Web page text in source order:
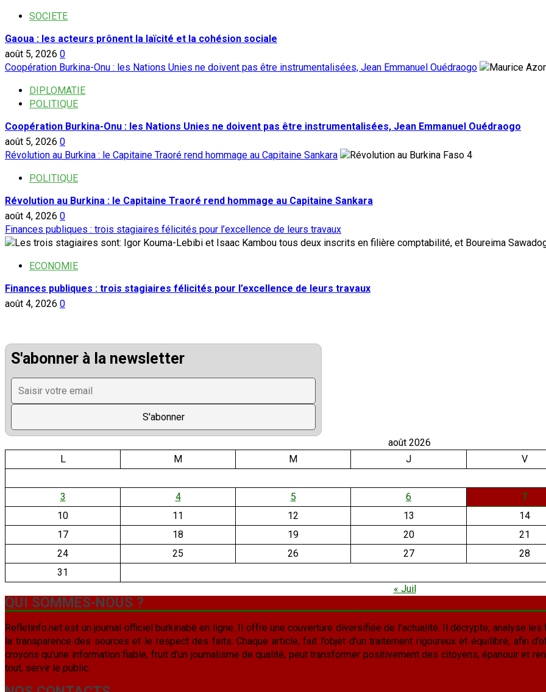
SOCIETE
Gaoua : les acteurs prônent la laïcité et la cohésion sociale
août 5, 2026 0
Coopération Burkina-Onu : les Nations Unies ne doivent pas être instrumentalisées, Jean Emmanuel Ouédraogo
DIPLOMATIE
POLITIQUE
Coopération Burkina-Onu : les Nations Unies ne doivent pas être instrumentalisées, Jean Emmanuel Ouédraogo
août 5, 2026 0
Révolution au Burkina : le Capitaine Traoré rend hommage au Capitaine Sankara
4
POLITIQUE
Révolution au Burkina : le Capitaine Traoré rend hommage au Capitaine Sankara
août 4, 2026 0
Finances publiques : trois stagiaires félicités pour l’excellence de leurs travaux
ECONOMIE
Finances publiques : trois stagiaires félicités pour l’excellence de leurs travaux
août 4, 2026 0
S'abonner à la newsletter
août 2026
L
M M J V
3 4 5 6
7
10
11 12 13
14
17
18 19 20
21
24
25 26 27
28
31
« Juil
QUI SOMMES-NOUS ?
Refletinfo.net est un journal officiel burkinabè en ligne. Il offre une couverture diversifiée de l'actualité. Il décrypte, analyse
la transparence des sources et le respect des faits. Chaque article, fait l’objet d’un traitement rigoureux et équilibré, afin
croyons qu’une information fiable, fruit d’un journalisme de qualité, peut transformer positivement des citoyens, épanouir et
tout, servir le public.